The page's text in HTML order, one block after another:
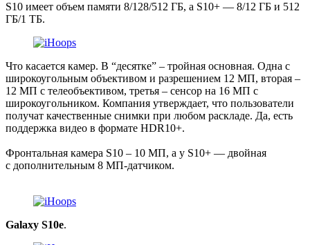
S10 имеет объем памяти 8/128/512 ГБ, а S10+ — 8/12 ГБ и 512
ГБ/1 ТБ.
Что касается камер. В “десятке” – тройная основная. Одна с
широкоугольным объективом и разрешением 12 МП, вторая –
12 МП с телеобъективом, третья – сенсор на 16 МП с
широкоугольником. Компания утверждает, что пользователи
получат качественные снимки при любом раскладе. Да, есть
поддержка видео в формате HDR10+.
Фронтальная камера S10 – 10 МП, а у S10+ — двойная
с дополнительным 8 МП-датчиком.
Galaxy S10e.